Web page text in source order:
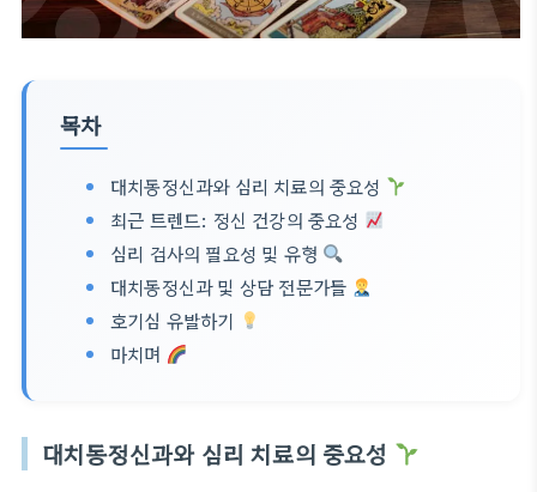
목차
대치동정신과와 심리 치료의 중요성
최근 트렌드: 정신 건강의 중요성
심리 검사의 필요성 및 유형
대치동정신과 및 상담 전문가들
호기심 유발하기
마치며
대치동정신과와 심리 치료의 중요성